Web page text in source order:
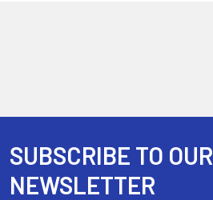
Footer
SUBSCRIBE TO OUR
NEWSLETTER